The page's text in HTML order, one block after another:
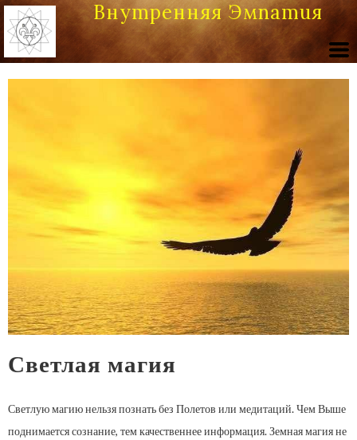
Внутренняя Эмпатия
Светлая магия
Светлую магию нельзя познать без Полетов или медитаций. Чем Выше
поднимается сознание, тем качественнее информация. Земная магия не